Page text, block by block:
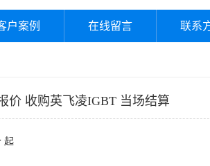
户案例 在线留言 联系
价 收购英飞凌IGBT 当场结算
起